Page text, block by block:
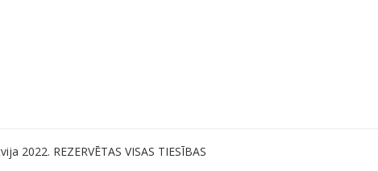
2022. REZERVĒTAS VISAS TIESĪBAS